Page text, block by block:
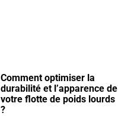
Comment optimiser la
durabilité et l’apparence de
votre flotte de poids lourds
?